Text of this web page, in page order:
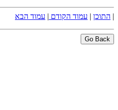
| התוכן | עמוד הקודם | עמוד הבא
Go Back